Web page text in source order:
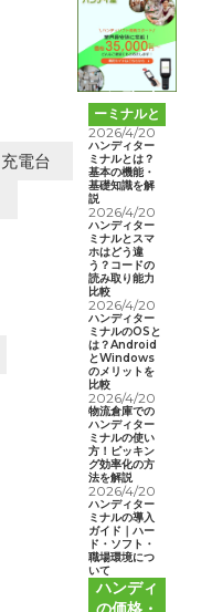
充電台
ハンディタ
ーミナルと
は
2026/4/20
ハンディター
ミナルとは？
基本の機能・
基礎知識を解
説
2026/4/20
ハンディター
ミナルとスマ
ホはどう違
う？コードの
読み取り能力
比較
2026/4/20
ハンディター
ミナルのOSと
は？Android
とWindows
のメリットを
比較
2026/4/20
物流倉庫での
ハンディター
ミナルの使い
方！ピッキン
グ効率化の方
法を解説
2026/4/20
ハンディター
ミナルの導入
ガイド｜ハー
ド・ソフト・
職場環境につ
いて
ハンディ